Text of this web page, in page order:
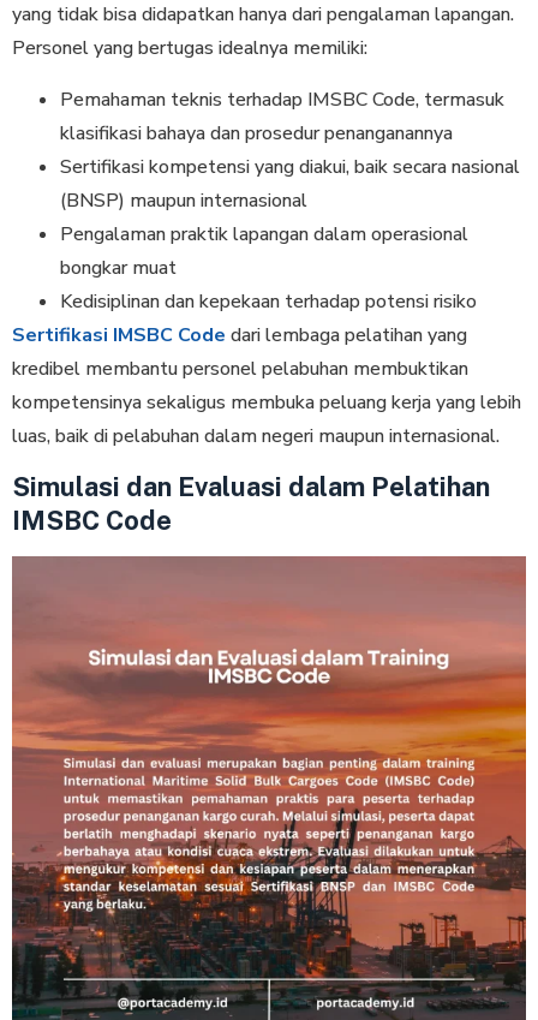
yang tidak bisa didapatkan hanya dari pengalaman lapangan.
Personel yang bertugas idealnya memiliki:
Pemahaman teknis terhadap IMSBC Code, termasuk
klasifikasi bahaya dan prosedur penanganannya
Sertifikasi kompetensi yang diakui, baik secara nasional
(BNSP) maupun internasional
Pengalaman praktik lapangan dalam operasional
bongkar muat
Kedisiplinan dan kepekaan terhadap potensi risiko
Sertifikasi IMSBC Code dari lembaga pelatihan yang
kredibel membantu personel pelabuhan membuktikan
kompetensinya sekaligus membuka peluang kerja yang lebih
luas, baik di pelabuhan dalam negeri maupun internasional.
Simulasi dan Evaluasi dalam Pelatihan
IMSBC Code